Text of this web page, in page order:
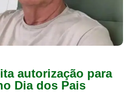
autorização para
Dia dos Pais